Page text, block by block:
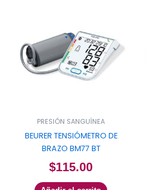
PRESIÓN SANGUÍNEA
BEURER TENSIÓMETRO DE
BRAZO BM77 BT
$115.00